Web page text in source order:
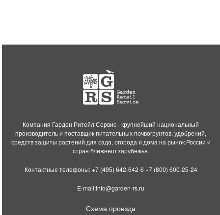
Компания Гарден Ритейл Сервис - крупнейший национальный
производитель и поставщик питательных почвогрунтов, удобрений,
средств защиты растений для сада, огорода и дома на рынок России и
стран ближнего зарубежья.
Контактные телефоны:+7 (495) 642-642-6 +7 (800) 600-25-24
E-mail:info@garden-rs.ru
Схема проезда